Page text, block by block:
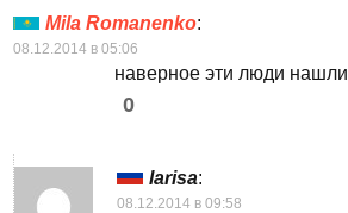
Mila Romanenko:
08.12.2014 в 05:06
наверное эти люди
0
larisa:
08.12.2014 в 09:58